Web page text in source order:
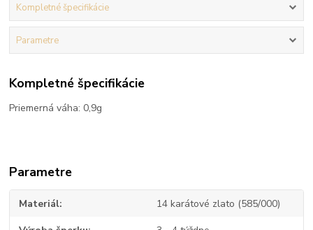
Kompletné špecifikácie
Parametre
Kompletné špecifikácie
Priemerná váha: 0,9g
Parametre
Materiál 14 karátové zlato (585/000)